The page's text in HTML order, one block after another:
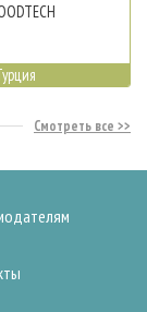
Смотреть все